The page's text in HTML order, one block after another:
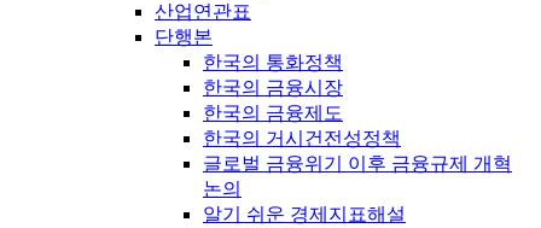
산업연관표
단행본
한국의 통화정책
한국의 금융시장
한국의 금융제도
한국의 거시건전성정책
글로벌 금융위기 이후 금융규제 개혁
논의
알기 쉬운 경제지표해설